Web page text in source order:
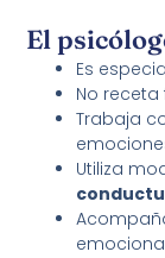
El
Es
No
Trabaja
Utiliza